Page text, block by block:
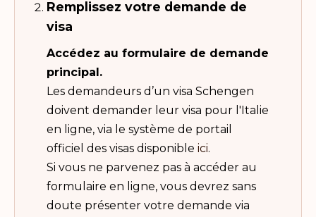
Remplissez votre demande de
visa
Accédez au formulaire de demande
principal.
Les demandeurs d’un visa Schengen
doivent demander leur visa pour l'Italie
en ligne, via le système de portail
officiel des visas disponible ici.
Si vous ne parvenez pas à accéder au
formulaire en ligne, vous devrez sans
doute présenter votre demande via